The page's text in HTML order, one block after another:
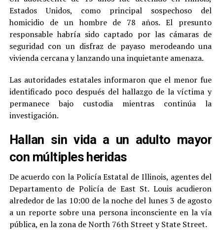
Estados Unidos, como principal sospechoso del
homicidio de un hombre de 78 años. El presunto
responsable habría sido captado por las cámaras de
seguridad con un disfraz de payaso merodeando una
vivienda cercana y lanzando una inquietante amenaza.
Las autoridades estatales informaron que el menor fue
identificado poco después del hallazgo de la víctima y
permanece bajo custodia mientras continúa la
investigación.
Hallan sin vida a un adulto mayor
con múltiples heridas
De acuerdo con la Policía Estatal de Illinois, agentes del
Departamento de Policía de East St. Louis acudieron
alrededor de las 10:00 de la noche del lunes 3 de agosto
a un reporte sobre una persona inconsciente en la vía
pública, en la zona de North 76th Street y State Street.